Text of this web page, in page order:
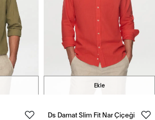
Ekle
Ds Damat Slim Fit Nar Çiçeği